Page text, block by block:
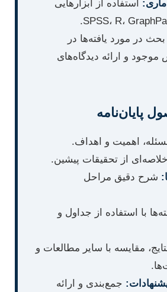
استفاده از ابزارهایی
در مورد یافته‌ها در
و ارائه دیدگاه‌های
اهمیت و اهداف.
از تحقیقات پیشین.
شرح دقیق مراحل
با استفاده از جداول و
مقایسه با سایر مطالعات و
جمع‌بندی و ارائه